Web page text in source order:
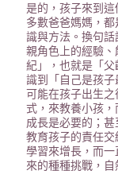
是的，孩子來到
多數爸爸媽媽，
識與方法。換句
親角色上的經驗
紀」，也就是「
識到「自己是孩
可能在孩子出生
式，來教養小孩
成長是必要的；
教育孩子的責任
學習來增長，而
來的種種挑戰，自